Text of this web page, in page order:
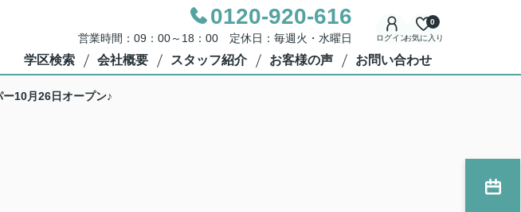
0120-920-616
営業時間：09：00～18：00 定休日：毎週火・水曜日 ログインお気に入り
0
学区検索 会社概要 スタッフ紹介 お客様の声 お問い合わせ
10月26日オープン♪